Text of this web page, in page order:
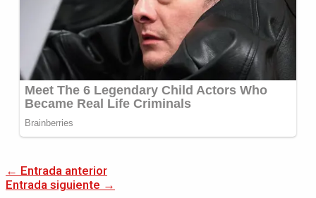
← Entrada anterior
Entrada siguiente →